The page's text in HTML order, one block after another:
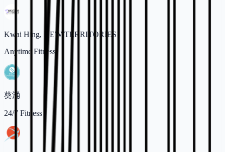
Kwai Hing, NEW TERRITORIES
Anytime Fitness
葵涌
24/7 Fitness